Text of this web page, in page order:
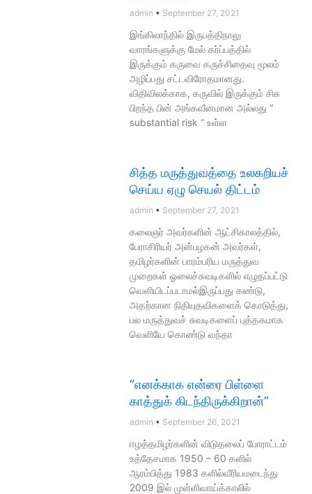
admin September 27, 2021
இங்கிலாந்தில் இருபத்திநாலு
வாரங்களுக்கு மேல் கர்ப்பத்தில்
இருக்கும் கருவை கருச்சிதைவு மூலம்
அழிப்பது சட்டவிரோதமானது.
விதிவிலக்காக, கருவில் இருக்கும் சிசு
பிறந்த பின் அங்கவீனமான அல்லது “
substantial risk “ உள்ள
சித்த மருத்துவத்தை உலகறியச்
செய்ய ஏழு செயல் திட்டம்
admin September 27, 2021
கலைஞர் அவர்களின் ஆட்சிகாலத்தில்,
பேராசிரியர் அன்பழகன் அவர்கள்,
தமிழர்களின் பாரம்பரிய மருத்துவ
முறைகள் ஓலைச்சுவடிகளில் எழுதப்பட்டு
வெளியிடப்படாமல்இருப்பது கண்டு,
அதற்கான நிதியுதவிகளைக் கொடுத்து,
பல மருத்துவச் சுவடிகளைப் புத்தகமாக
வெளியே கொண்டு வந்தா
“எனக்காக என்ரை பிள்ளை
காத்துக் கிடந்திருக்கிறான்”
admin September 26, 2021
ஈழத்தமிழர்களின் விடுதலைப் போராட்டம்
உத்தேசமாக 1950 – 60 களில்
ஆரம்பித்து 1983 களில்வீரியமடைந்து
2009 இல் முள்ளிவாய்க்காலில்